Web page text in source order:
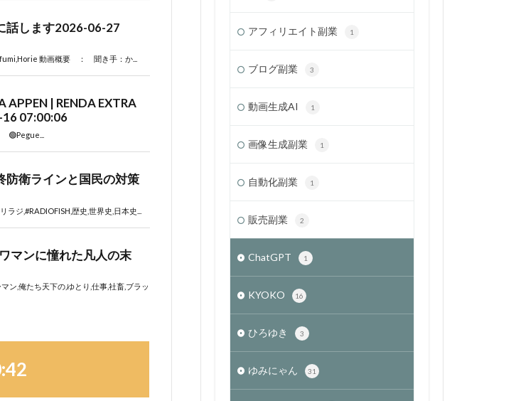
アフィリエイト副業 1
ブログ副業 3
動画生成AI 1
画像生成副業 1
自動化副業 1
販売副業 2
ChatGPT 1
KYOKO 16
ひろゆき 3
ゆみにゃん 31